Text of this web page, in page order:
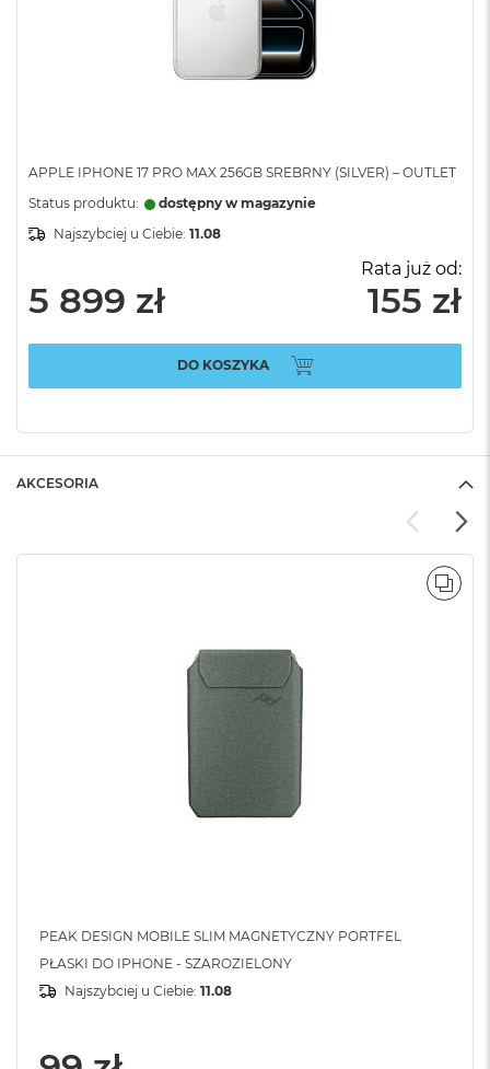
APPLE IPHONE 17 PRO MAX 256GB SREBRNY (SILVER) – OUTLET
Status produktu:
dostępny w magazynie
Najszybciej u Ciebie: 11.08
5 899 zł
Rata już od:
155 zł
DO KOSZYKA
AKCESORIA
PEAK DESIGN MOBILE SLIM MAGNETYCZNY PORTFEL
PŁASKI DO IPHONE - SZAROZIELONY
Najszybciej u Ciebie: 11.08